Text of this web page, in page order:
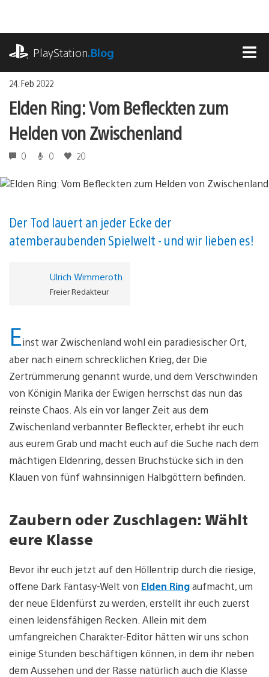
springen
PlayStation.Blog
24. Feb 2022
Elden Ring: Vom Befleckten zum
Helden von Zwischenland
0 0 20
Der Tod lauert an jeder Ecke der
atemberaubenden Spielwelt - und wir lieben es!
Ulrich Wimmeroth
Freier Redakteur
Einst war Zwischenland wohl ein paradiesischer Ort,
aber nach einem schrecklichen Krieg, der Die
Zertrümmerung genannt wurde, und dem Verschwinden
von Königin Marika der Ewigen herrschst das nun das
reinste Chaos. Als ein vor langer Zeit aus dem
Zwischenland verbannter Befleckter, erhebt ihr euch
aus eurem Grab und macht euch auf die Suche nach dem
mächtigen Eldenring, dessen Bruchstücke sich in den
Klauen von fünf wahnsinnigen Halbgöttern befinden.
Zaubern oder Zuschlagen: Wählt
eure Klasse
Bevor ihr euch jetzt auf den Höllentrip durch die riesige,
offene Dark Fantasy-Welt von Elden Ringaufmacht, um
der neue Eldenfürst zu werden, erstellt ihr euch zuerst
einen leidensfähigen Recken. Allein mit dem
umfangreichen Charakter-Editor hätten wir uns schon
einige Stunden beschäftigen können, in dem ihr neben
dem Aussehen und der Rasse natürlich auch die Klasse